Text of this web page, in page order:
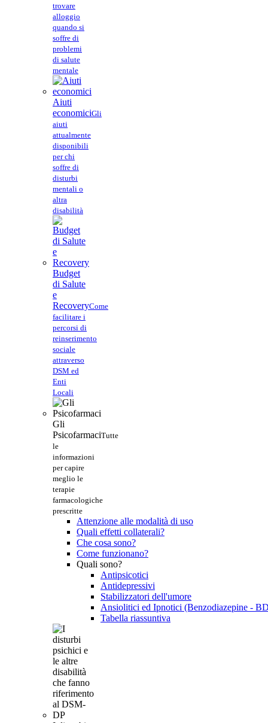
trovare
alloggio
quando si
soffre di
problemi
di salute
mentale
Aiuti
economiciGli
aiuti
attualmente
disponibili
per chi
soffre di
disturbi
mentali o
altra
disabilità
Budget
di Salute
e
RecoveryCome
facilitare i
percorsi di
reinserimento
sociale
attraverso
DSM ed
Enti
Locali
Gli
PsicofarmaciTutte
le
informazioni
per capire
meglio le
terapie
farmacologiche
prescritte
Attenzione alle modalità di uso
Quali effetti collaterali?
Che cosa sono?
Come funzionano?
Quali sono?
Antipsicotici
Antidepressivi
Stabilizzatori dell'umore
Ansiolitici ed Ipnotici (Benzodiazepine -
Tabella riassuntiva